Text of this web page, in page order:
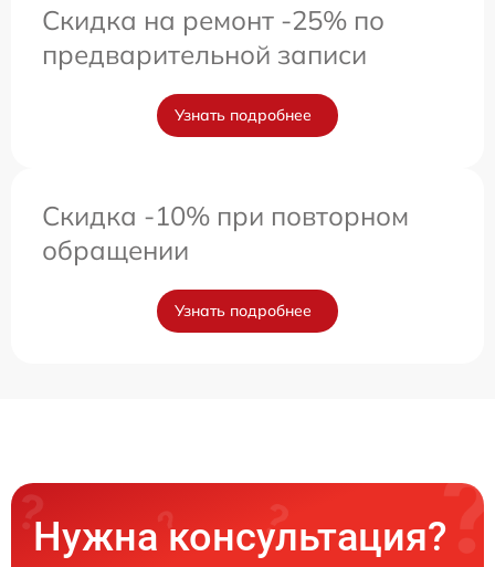
Скидка на ремонт -25% по
предварительной записи
Узнать подробнее
Скидка -10% при повторном
обращении
Узнать подробнее
Нужна консультация?